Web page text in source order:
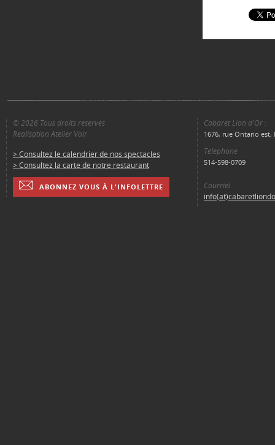
© 2026 Tous droits réservés
Réalisation Atelier Voir
> Consultez le calendrier de nos spectacles
> Consultez la carte de notre restaurant
ABONNEZ VOUS À L'INFOLETTRE
Cabaret Lion d'Or :
1676, rue Ontario est,
Téléphone
514-598-0709
Courriel